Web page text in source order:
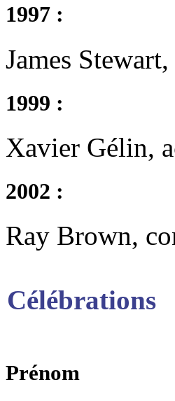
1997 :
James
1999 :
Xavier Gélin,
2002 :
Ray Brown,
Célébrations
Prénom